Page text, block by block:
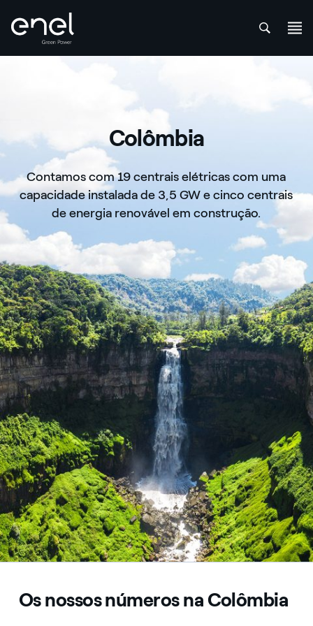
Colômbia
Contamos com 19 centrais elétricas com uma
capacidade instalada de 3,5 GW e cinco centrais
de energia renovável em construção.
Os nossos números na Colômbia